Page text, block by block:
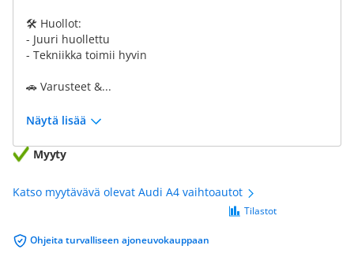
🛠 Huollot:
- Juuri huollettu
- Tekniikka toimii hyvin
🚗 Varusteet &...
Näytä lisää
Myyty
Katso myytävävä olevat Audi A4 vaihtoautot
Ohjeita turvalliseen ajoneuvokauppaan
Tilastot